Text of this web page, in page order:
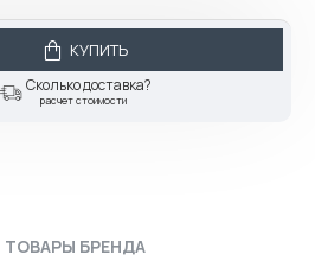
КУПИТЬ
Сколько доставка?
расчет стоимости
ТОВАРЫ БРЕНДА